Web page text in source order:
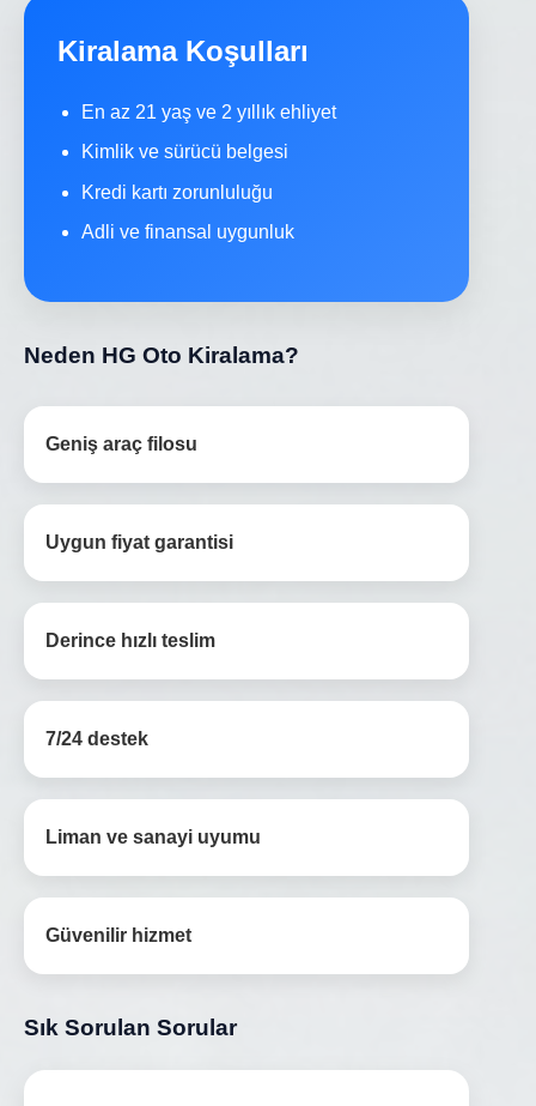
Kiralama Koşulları
En az 21 yaş ve 2 yıllık ehliyet
Kimlik ve sürücü belgesi
Kredi kartı zorunluluğu
Adli ve finansal uygunluk
Neden HG Oto Kiralama?
Geniş araç filosu
Uygun fiyat garantisi
Derince hızlı teslim
7/24 destek
Liman ve sanayi uyumu
Güvenilir hizmet
Sık Sorulan Sorular